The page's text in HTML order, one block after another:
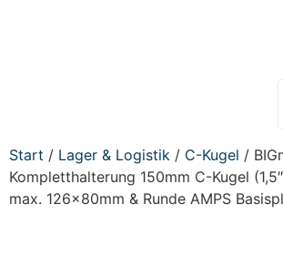
Start / Lager & Logistik / C-Kugel /
Kompletthalterung 150mm C-Kugel
max. 126x80mm & Runde AMPS